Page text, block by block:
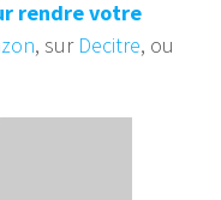
rendre votre
, sur Decitre, ou